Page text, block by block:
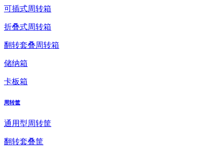
可插式周转箱
折叠式周转箱
翻转套叠周转箱
储纳箱
卡板箱
周转筐
通用型周转筐
翻转套叠筐